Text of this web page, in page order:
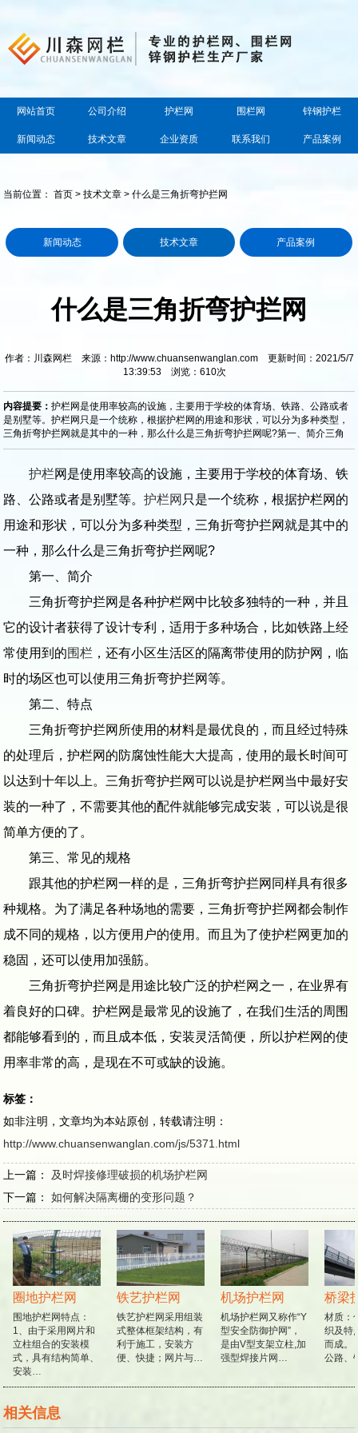
网站首页 公司介绍 护栏网 围栏网 锌钢护栏
新闻动态 技术文章 企业资质 联系我们 产品案例
当前位置：首页 >技术文章 > 什么是三角折弯护拦网
新闻动态 技术文章 产品案例
什么是三角折弯护拦网
作者：川森网栏 来源：http://www.chuansenwanglan.com 更新时间：2021/5/7
13:39:53 浏览： 610次
内容提要：护栏网是使用率较高的设施，主要用于学校的体育场、铁路、公路或者
是别墅等。护栏网只是一个统称，根据护栏网的用途和形状，可以分为多种类型，
三角折弯护拦网就是其中的一种，那么什么是三角折弯护拦网呢?第一、简介三角
护栏网是使用率较高的设施，主要用于学校的体育场、铁
路、公路或者是别墅等。护栏网 只是一个统称，根据护栏网的
用途和形状，可以分为多种类型，三角折弯护拦网就是其中的
一种，那么什么是三角折弯护拦网呢?
第一、简介
三角折弯护拦网是各种护栏网中比较多独特的一种，并且
它的设计者获得了设计专利，适用于多种场合，比如铁路上经
常使用到的围栏 ，还有小区生活区的隔离带使用的防护网，临
时的场区也可以使用三角折弯护拦网等。
第二、特点
三角折弯护拦网所使用的材料是最优良的，而且经过特殊
的处理后，护栏网的防腐蚀性能大大提高，使用的最长时间可
以达到十年以上。三角折弯护拦网可以说是护栏网当中最好安
装的一种了，不需要其他的配件就能够完成安装，可以说是很
简单方便的了。
第三、常见的规格
跟其他的护栏网一样的是，三角折弯护拦网同样具有很多
种规格。为了满足各种场地的需要，三角折弯护拦网都会制作
成不同的规格，以方便用户的使用。而且为了使护栏网更加的
稳固，还可以使用加强筋。
三角折弯护拦网是用途比较广泛的护栏网之一，在业界有
着良好的口碑。护栏网是最常见的设施了，在我们生活的周围
都能够看到的，而且成本低，安装灵活简便，所以护栏网的使
用率非常的高，是现在不可或缺的设施。
标签：
如非注明，文章均为本站原创，转载请注明：
http://www.chuansenwanglan.com/js/5371.html
上一篇： 及时焊接修理破损的机场护栏网
下一篇：如何解决隔离栅的变形问题？
圈地护栏网
围地护栏网特点：
1、由于采用网片和
立柱组合的安装模
式，具有结构简单、
安装…
铁艺护栏网
铁艺护栏网采用组装
式整体框架结构，有
利于施工，安装方
便、快捷；网片与…
机场护栏网
机场护栏网又称作“Y
型安全防御护网”，
是由V型支架立柱,加
强型焊接片网…
桥梁
材质：
织及特
而成。
公路、
相关信息